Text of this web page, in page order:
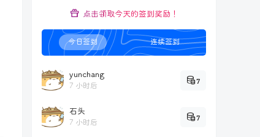
点击领取今天的签到奖励！
今日签到 连续签到
yunchang
7 小时后
7
石头
7 小时后
7